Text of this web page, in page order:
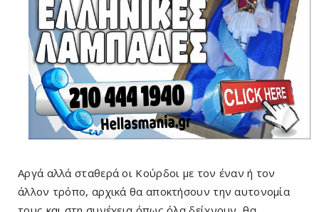
Αργά αλλά σταθερά οι Κούρδοι με τον έναν ή τον
άλλον τρόπο, αρχικά θα αποκτήσουν την αυτονομία